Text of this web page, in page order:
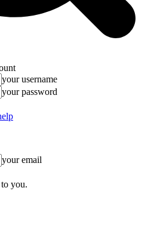
your username
your password
your email
you.